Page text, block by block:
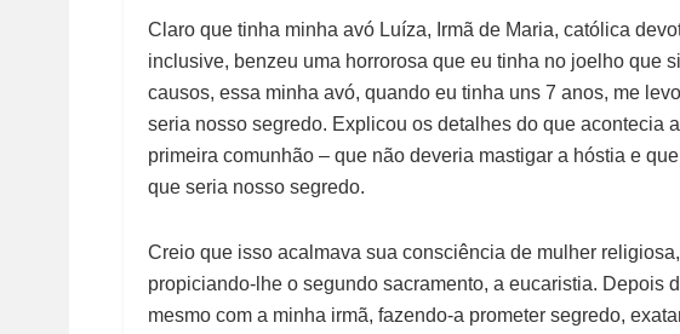
Claro que tinha minha avó Luíza, Irmã de Maria, católica
inclusive, benzeu uma horrorosa que eu tinha no joelho que
causos, essa minha avó, quando eu tinha uns 7 anos, me
seria nosso segredo. Explicou os detalhes do que acontecia
primeira comunhão – que não deveria mastigar a hóstia e
que seria nosso segredo.
Creio que isso acalmava sua consciência de mulher
propiciando-lhe o segundo sacramento, a eucaristia. Depois
mesmo com a minha irmã, fazendo-a prometer segredo,